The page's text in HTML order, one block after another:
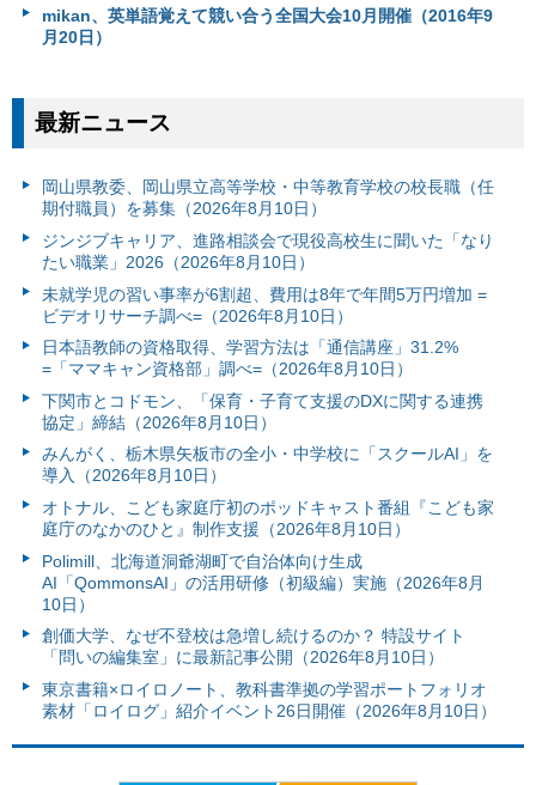
mikan、英単語覚えて競い合う全国大会10月開催（2016年9
月20日）
最新ニュース
岡山県教委、岡山県立高等学校・中等教育学校の校長職（任
期付職員）を募集（2026年8月10日）
ジンジブキャリア、進路相談会で現役高校生に聞いた「なり
たい職業」2026（2026年8月10日）
未就学児の習い事率が6割超、費用は8年で年間5万円増加 =
ビデオリサーチ調べ=（2026年8月10日）
日本語教師の資格取得、学習方法は「通信講座」31.2%
=「ママキャン資格部」調べ=（2026年8月10日）
下関市とコドモン、「保育・子育て支援のDXに関する連携
協定」締結（2026年8月10日）
みんがく、栃木県矢板市の全小・中学校に「スクールAI」を
導入（2026年8月10日）
オトナル、こども家庭庁初のポッドキャスト番組『こども家
庭庁のなかのひと』制作支援（2026年8月10日）
Polimill、北海道洞爺湖町で自治体向け生成
AI「QommonsAI」の活用研修（初級編）実施（2026年8月
10日）
創価大学、なぜ不登校は急増し続けるのか？ 特設サイト
「問いの編集室」に最新記事公開（2026年8月10日）
東京書籍×ロイロノート、教科書準拠の学習ポートフォリオ
素材「ロイログ」紹介イベント26日開催（2026年8月10日）